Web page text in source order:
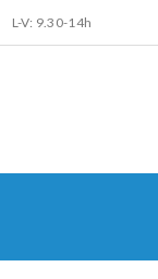
L-V: 9.30-14h